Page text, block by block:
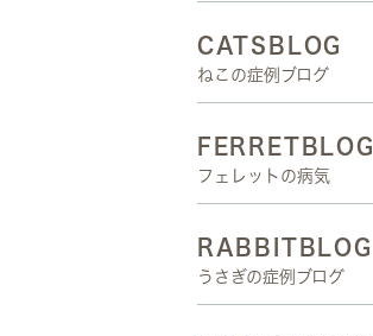
CATSBLOG
ねこの症例ブログ
FERRETBLOG
フェレットの病気
RABBITBLOG
うさぎの症例ブログ